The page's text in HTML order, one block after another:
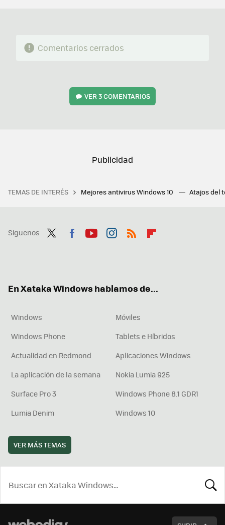
Comentarios cerrados
VER3 COMENTARIOS
TEMAS DE INTERÉS Mejores antivirus Windows 10 Atajos del
Síguenos
En Xataka Windows hablamos de...
Windows
Móviles
Windows Phone
Tablets e Híbridos
Actualidad en Redmond
Aplicaciones Windows
La aplicación de la semana
Nokia Lumia 925
Surface Pro 3
Windows Phone 8.1 GDR1
Lumia Denim
Windows 10
VER MÁS TEMAS